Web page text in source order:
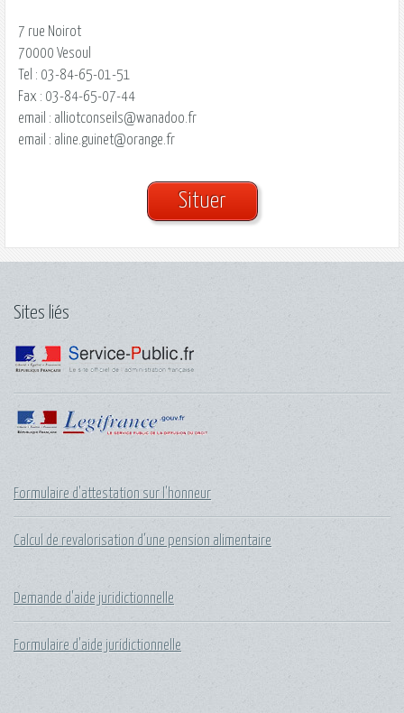
7 rue Noirot
70000 Vesoul
Tel : 03-84-65-01-51
Fax : 03-84-65-07-44
email : alliotconseils@wanadoo.fr
email : aline.guinet@orange.fr
Situer
Sites liés
Formulaire d'attestation sur l'honneur
Calcul de revalorisation d’une pension alimentaire
Demande d'aide juridictionnelle
Formulaire d'aide juridictionnelle